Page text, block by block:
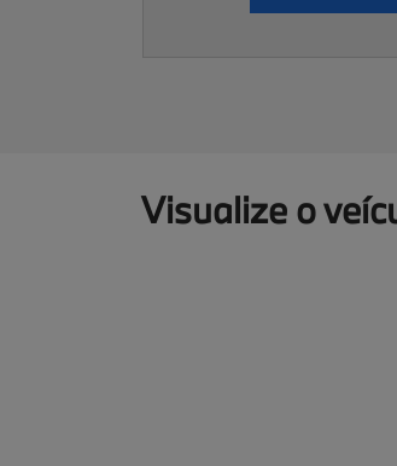
Visualize o